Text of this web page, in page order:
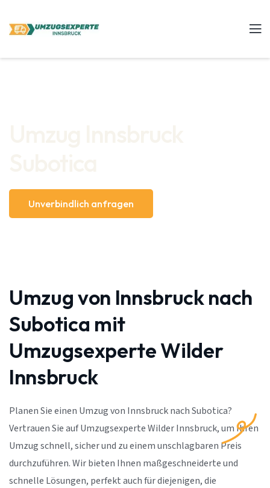
Unverbindlich anfragen
Umzug von Innsbruck nach
Subotica mit
Umzugsexperte Wilder
Innsbruck
Planen Sie einen Umzug von Innsbruck nach Subotica?
Vertrauen Sie auf Umzugsexperte Wilder Innsbruck, um Ihren
Umzug schnell, sicher und zu einem unschlagbaren Preis
durchzuführen. Wir bieten Ihnen maßgeschneiderte und
schnelle Lösungen, perfekt auch für diejenigen, die